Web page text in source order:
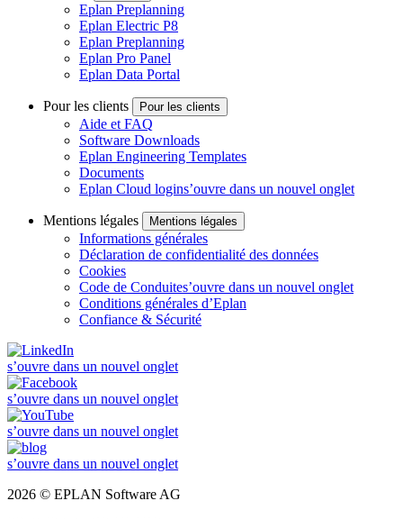
Eplan Preplanning
Eplan Electric P8
Eplan Preplanning
Eplan Pro Panel
Eplan Data Portal
Pour les clients Pour les clients
Aide et FAQ
Software Downloads
Eplan Engineering Templates
Documents
Eplan Cloud logins’ouvre dans un nouvel onglet
Mentions légales Mentions légales
Informations générales
Déclaration de confidentialité des données
Cookies
Code de Conduites’ouvre dans un nouvel onglet
Conditions générales d’Eplan
Confiance & Sécurité
s’ouvre dans un nouvel onglet
s’ouvre dans un nouvel onglet
s’ouvre dans un nouvel onglet
s’ouvre dans un nouvel onglet
2026 © EPLAN Software AG